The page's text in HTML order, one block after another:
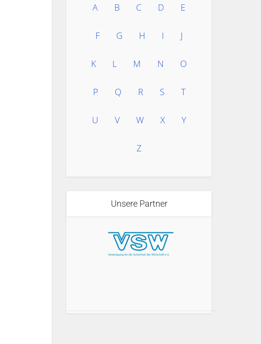
A B C D E
F G H I J
K L M N O
P Q R S T
U V W X Y
Z
Unsere Partner